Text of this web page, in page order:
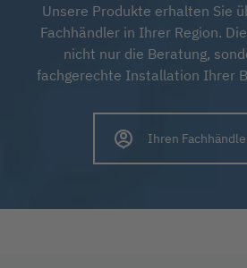
Unsere Produkte erhalten Sie
Fachhändler in Ihrer Region.
nicht nur die Beratung,
fachgerechte Installation Ihrer
Ihren